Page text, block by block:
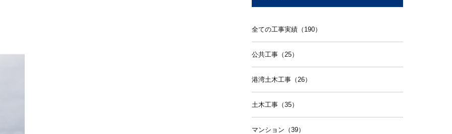
全ての工事実績（190）
公共工事（25）
港湾土木工事（26）
土木工事（35）
マンション（39）